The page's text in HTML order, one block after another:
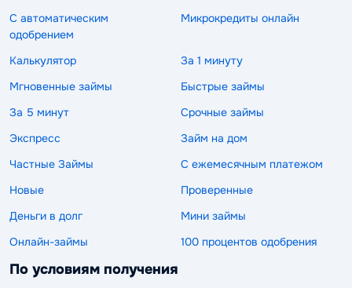
С автоматическим
одобрением
Микрокредиты онлайн
Калькулятор
За 1 минуту
Мгновенные займы
Быстрые займы
За 5 минут
Срочные займы
Экспресс
Займ на дом
Частные Займы
С ежемесячным платежом
Новые
Проверенные
Деньги в долг
Мини займы
Онлайн-займы
100 процентов одобрения
По условиям получения